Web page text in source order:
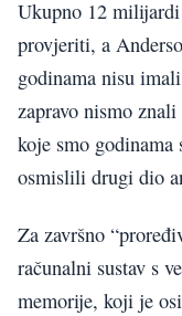
Ukupno 12
provjeriti, a
godinama nisu
zapravo nismo
koje smo
osmislili drugi dio
Za završno
računalni sustav s
memorije, koji je